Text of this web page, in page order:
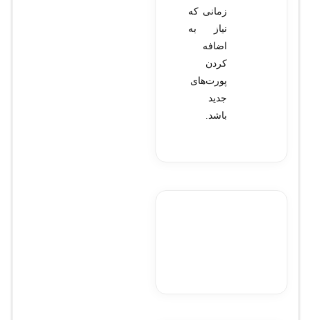
زمانی که
نیاز به
اضافه
کردن
پورت‌های
جدید
باشد.